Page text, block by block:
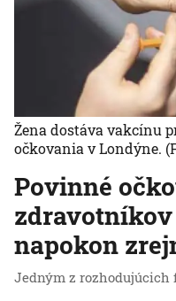
Povinné
napokon
Jedným z rozhodujúcich
Žena dostáva vakcínu
očkovania v Londýne.